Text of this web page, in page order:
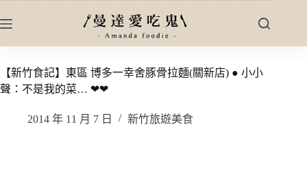
至
內
容
【新竹食記】東區 博多一幸舍豚骨拉麵(關新店) ● 小小
聲：不是我的菜… ❤❤
2014 年 11 月 7 日 新竹旅遊美食